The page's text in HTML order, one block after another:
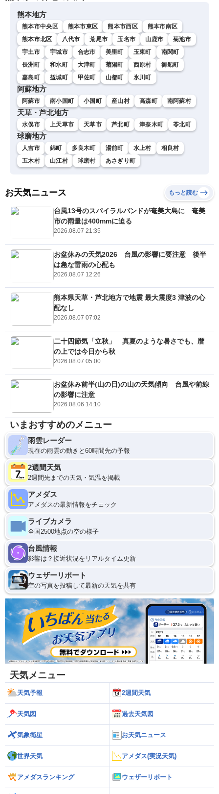
熊本地方
熊本市中央区 熊本市東区 熊本市西区
熊本市南区
熊本市北区
八代市 荒尾市 玉名市 山鹿市
菊池市
宇土市
宇城市 合志市 美里町 玉東町
南関町
長洲町
和水町 大津町 菊陽町 西原村
御船町
嘉島町
益城町 甲佐町 山都町 氷川町
阿蘇地方
阿蘇市 南小国町 小国町 産山村 高森町 南阿蘇村
天草・芦北地方
水俣市 上天草市 天草市 芦北町 津奈木町 苓北町
球磨地方
人吉市 錦町 多良木町 湯前町 水上村
相良村
五木村
山江村 球磨村 あさぎり町
お天気ニュース もっと読む
台風13号のスパイラルバンドが奄美大島に 奄美
市の雨量は400mmに迫る
2026.08.07 21:35
お盆休みの天気2026 台風の影響に要注意 後半
は急な雷雨の心配も
2026.08.07 12:26
熊本県天草・芦北地方で地震 最大震度3 津波の心
配なし
2026.08.07 07:02
二十四節気「立秋」 真夏のような暑さでも、暦
の上では今日から秋
2026.08.07 05:00
お盆休み前半(山の日)の山の天気傾向 台風や前線
の影響に注意
2026.08.06 14:10
いまおすすめのメニュー
雨雲レーダー
現在の雨雲の動きと60時間先の予報
2週間天気
2週間先までの天気・気温を掲載
アメダス
アメダスの最新情報をチェック
ライブカメラ
全国2500地点の空の様子
台風情報
影響は？接近状況をリアルタイム更新
ウェザーリポート
空の写真を投稿して最新の天気を共有
天気メニュー
天気予報 2週間天気
天気図 過去天気図
気象衛星 お天気ニュース
世界天気 アメダス(実況天気)
アメダスランキング ウェザーリポート